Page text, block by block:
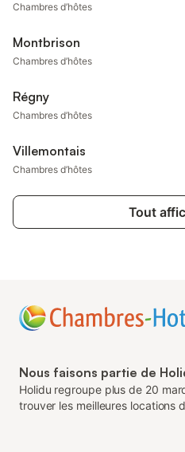
Chambres d’hôtes
Montbrison
Chambres d’hôtes
Régny
Chambres d’hôtes
Villemontais
Chambres d’hôtes
Tout
Nous faisons partie de
Holidu regroupe plus de 20
trouver les meilleures locations